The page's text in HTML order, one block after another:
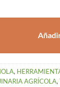
,
AGRÍCOLA,